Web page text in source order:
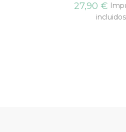
21,90 €
incluidos